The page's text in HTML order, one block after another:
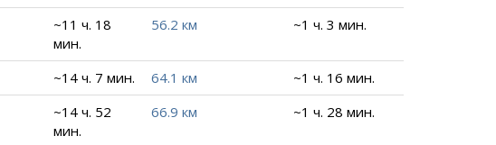
~11 ч. 18
мин.
56.2 км ~1 ч. 3 мин.
~14 ч. 7 мин. 64.1 км
~1 ч. 16 мин.
~14 ч. 52
мин.
66.9 км ~1 ч. 28 мин.